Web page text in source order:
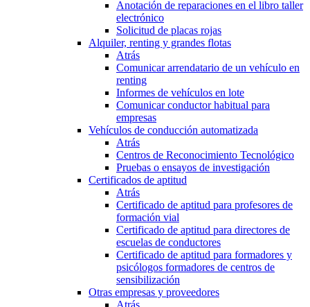
Anotación de reparaciones en el libro taller
electrónico
Solicitud de placas rojas
Alquiler, renting y grandes flotas
Atrás
Comunicar arrendatario de un vehículo en
renting
Informes de vehículos en lote
Comunicar conductor habitual para
empresas
Vehículos de conducción automatizada
Atrás
Centros de Reconocimiento Tecnológico
Pruebas o ensayos de investigación
Certificados de aptitud
Atrás
Certificado de aptitud para profesores de
formación vial
Certificado de aptitud para directores de
escuelas de conductores
Certificado de aptitud para formadores y
psicólogos formadores de centros de
sensibilización
Otras empresas y proveedores